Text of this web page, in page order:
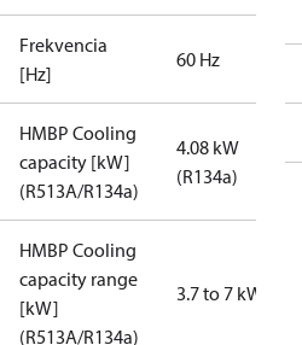
Frekvencia
[Hz]
60 Hz
HMBP Cooling
capacity [kW]
(R513A/R134a)
4.08 kW
(R134a)
HMBP Cooling
capacity range
[kW]
(R513A/R134a)
3.7 to 7 kW